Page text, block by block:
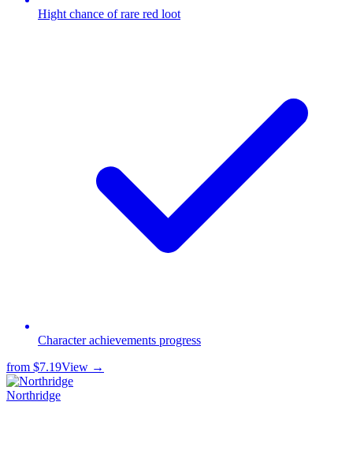
Hight chance of rare red loot
Сharacter achievements progress
from $7.19View →
Northridge